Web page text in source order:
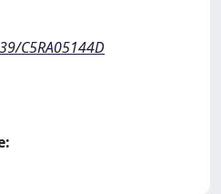
C5RA05144D